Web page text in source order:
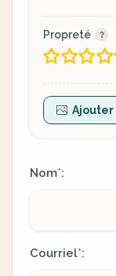
Propreté
Ajouter
Nom*:
Courriel*: